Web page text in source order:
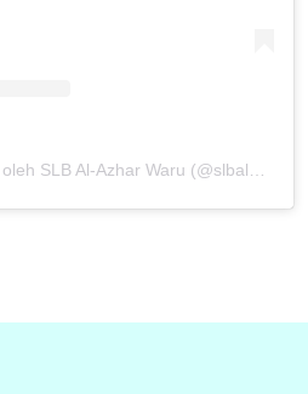
Sebuah kiriman dibagikan oleh SLB Al-Azhar Waru (@slbalazharwaru)